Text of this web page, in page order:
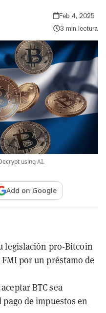
Feb 4, 2025
3 min lectura
using AI.
Add on Google
legislación pro-Bitcoin
por un préstamo de
BTC sea
de impuestos en